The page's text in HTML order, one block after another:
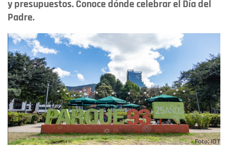
y presupuestos. Conoce dónde celebrar el Día del
Padre.
Foto: IDT